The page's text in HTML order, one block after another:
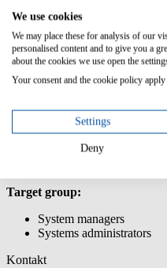
Introduction to the
Creating and integrating
Request Manager
Transferring
Manager
Prior knowledge:
Participation in training
Basic knowledge of
Target group:
System managers
Systems administrators
Kontakt
We use cookies
We may place these for analysis of our
personalised content and to give you a
about the cookies we use open the
Your consent and the cookie policy
Settings
Deny